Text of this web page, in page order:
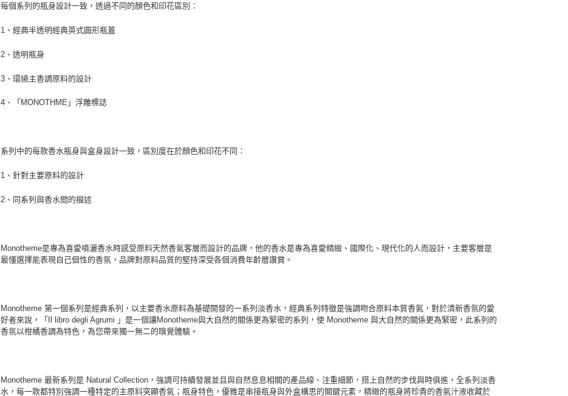
每個系列的瓶身設計一致，透過不同的顏色和印花區別：
1、經典半透明經典英式圓形瓶蓋
2、透明瓶身
3、環繞主香調原料的設計
4、「MONOTHME」浮雕標誌
系列中的每款香水瓶身與盒身設計一致，區別度在於顏色和印花不同：
1、針對主要原料的設計
2、同系列與香水間的描述
Monotheme是專為喜愛噴灑香水時感受原料天然香氣客層而設計的品牌，他的香水是專為喜愛精緻、國際化、現代化的人而設計，主要客層是
最懂選擇能表現自己個性的香氛，品牌對原料品質的堅持深受各個消費年齡層讚賞。
Monotheme 第一個系列是經典系列，以主要香水原料為基礎開發的一系列淡香水，經典系列特徵是強調吻合原料本質香氣，對於清新香氛的愛
好者來說，「Il libro degli Agrumi 」是一個讓Monotheme與大自然的關係更為緊密的系列，使 Monotheme 與大自然的關係更為緊密，此系列的
香氛以柑橘香調為特色，為您帶來獨一無二的嗅覺體驗。
Monotheme 最新系列是 Natural Collection，強調可持續發展並且與自然息息相關的產品線、注重細節，搭上自然的步伐與時俱進，全系列淡香
水，每一款都特別強調一種特定的主原料突顯香氣；瓶身特色，優雅是串接瓶身與外盒構思的關鍵元素，精緻的瓶身將珍貴的香氣汁液收藏於